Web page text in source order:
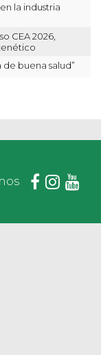
la industria
CEA 2026,
buena salud”